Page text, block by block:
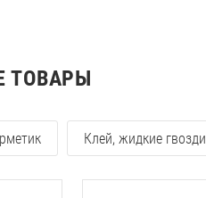
ТОВАРЫ
Клей, жидкие гвозди